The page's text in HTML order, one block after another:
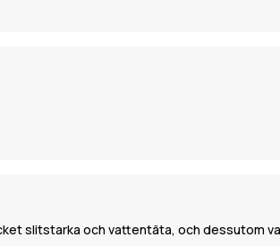
slitstarka och vattentäta, och dessutom